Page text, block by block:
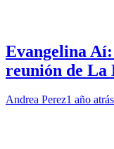
Evangelina
reunión de La
Andrea Perez1 año atrás